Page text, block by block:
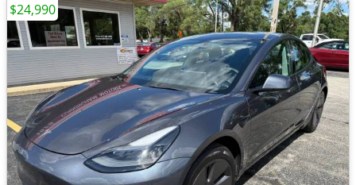
$24,990